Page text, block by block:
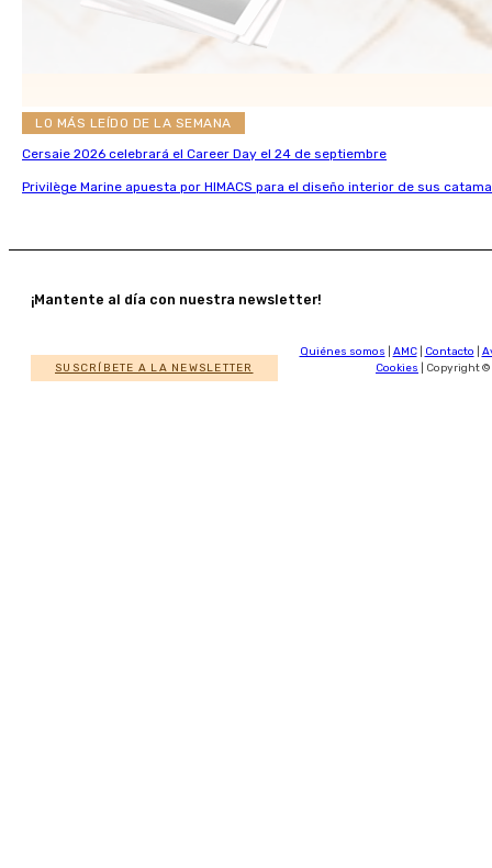
LO MÁS LEÍDO DE LA SEMANA
Cersaie 2026 celebrará el Career Day el 24 de septiembre
Privilège Marine apuesta por HIMACS para el diseño interior de sus
¡Mantente al día con nuestra newsletter!
SUSCRÍBETE A LA NEWSLETTER
Quiénes somos AMC| Contacto
Cookies | Copyright